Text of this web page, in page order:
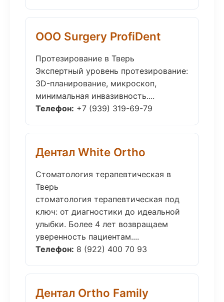
ООО Surgery ProfiDent
Протезирование в Тверь
Экспертный уровень протезирование:
3D-планирование, микроскоп,
минимальная инвазивность....
Телефон: +7 (939) 319-69-79
Дентал White Ortho
Стоматология терапевтическая в
Тверь
стоматология терапевтическая под
ключ: от диагностики до идеальной
улыбки. Более 4 лет возвращаем
уверенность пациентам....
Телефон: 8 (922) 400 70 93
Дентал Ortho Family